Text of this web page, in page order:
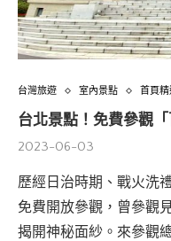
台灣旅遊 室內景點 首頁精
台北景點！免費參觀
2023-06-03
歷經日治時期、戰火洗
免費開放參觀，曾參觀
揭開神秘面紗。來參觀